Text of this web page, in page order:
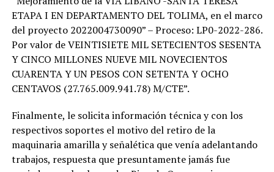
ETAPA I EN DEPARTAMENTO DEL TOLIMA, en el marco
del proyecto 2022004730090” – Proceso: LP0-2022-286.
Por valor de VEINTISIETE MIL SETECIENTOS SESENTA
Y CINCO MILLONES NUEVE MIL NOVECIENTOS
CUARENTA Y UN PESOS CON SETENTA Y OCHO
CENTAVOS (27.765.009.941.78) M/CTE”.
Finalmente, le solicita información técnica y con los
respectivos soportes el motivo del retiro de la
maquinaria amarilla y señalética que venía adelantando
trabajos, respuesta que presuntamente jamás fue